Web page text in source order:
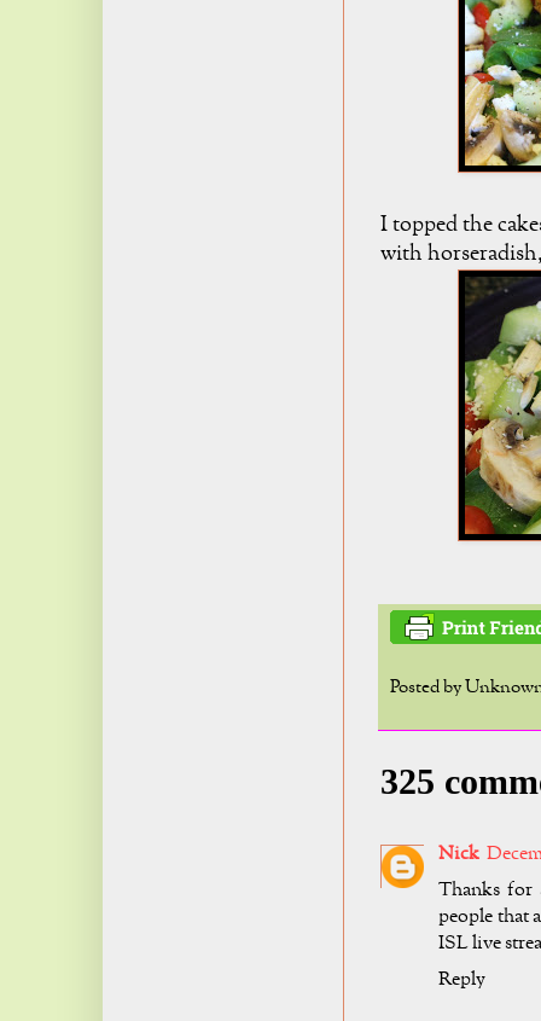
I topped the
with
Posted by
325
Nick
Thanks for
people that
ISL live
Reply